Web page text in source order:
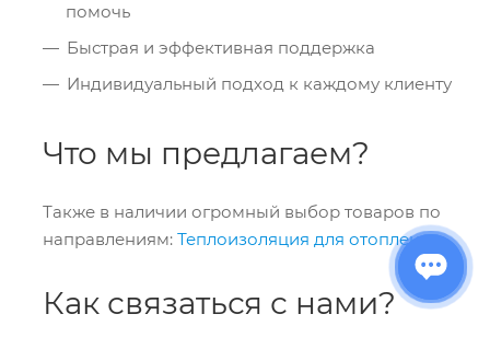
помочь
Быстрая и эффективная поддержка
Индивидуальный подход к каждому клиенту
Что мы предлагаем?
Также в наличии огромный выбор товаров по
направлениям: Теплоизоляция для отопления.
Как связаться с нами?